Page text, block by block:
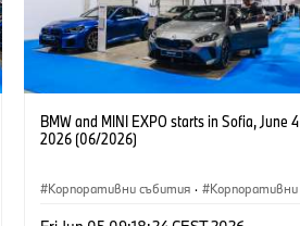
BMW and MINI EXPO starts in Sofia, June 4
2026 (06/2026)
Корпоративни събития · Корпоративни